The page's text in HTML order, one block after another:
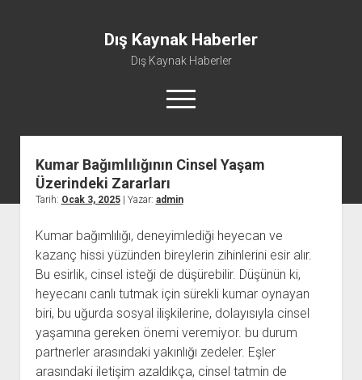
Dış Kaynak Haberler
Dış Kaynak Haberler
menüyü
aç
Facebook Beğeni Arttırma Hilesi
Instagram Gizli Hesap Görme Uygulaması Ücretsiz
Liste
Sayfa Listesi
Kumar Bağımlılığının Cinsel Yaşam
Üzerindeki Zararları
Tarih: Ocak 3, 2025| Yazar: admin
Kumar bağımlılığı, deneyimlediği heyecan ve
kazanç hissi yüzünden bireylerin zihinlerini esir alır.
Bu esirlik, cinsel isteği de düşürebilir. Düşünün ki,
heyecanı canlı tutmak için sürekli kumar oynayan
biri, bu uğurda sosyal ilişkilerine, dolayısıyla cinsel
yaşamına gereken önemi veremiyor. bu durum
partnerler arasındaki yakınlığı zedeler. Eşler
arasındaki iletişim azaldıkça, cinsel tatmin de